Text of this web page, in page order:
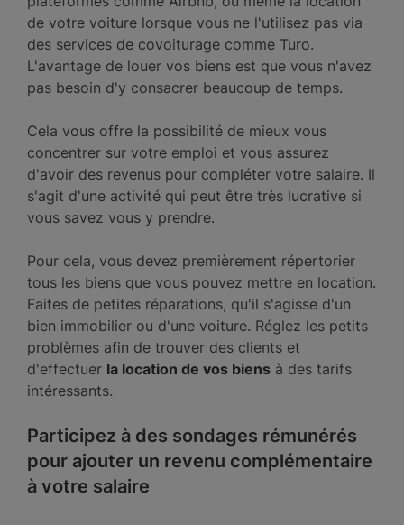
de votre voiture lorsque vous ne l'utilisez pas via
des services de covoiturage comme Turo.
L'avantage de louer vos biens est que vous n'avez
pas besoin d'y consacrer beaucoup de temps.
Cela vous offre la possibilité de mieux vous
concentrer sur votre emploi et vous assurez
d'avoir des revenus pour compléter votre salaire. Il
s'agit d'une activité qui peut être très lucrative si
vous savez vous y prendre.
Pour cela, vous devez premièrement répertorier
tous les biens que vous pouvez mettre en location.
Faites de petites réparations, qu'il s'agisse d'un
bien immobilier ou d'une voiture. Réglez les petits
problèmes afin de trouver des clients et
d'effectuer la location de vos biens à des tarifs
intéressants.
Participez à des sondages rémunérés
pour ajouter un revenu complémentaire
à votre salaire